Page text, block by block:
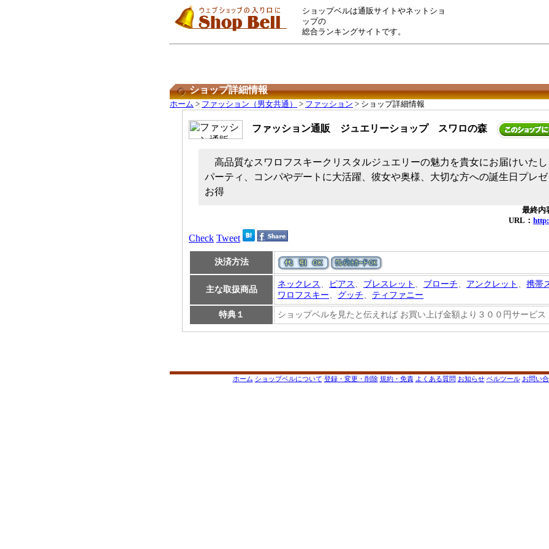
ショップベルは通販サイトやネットショ
ップの
総合ランキングサイトです。
ショップ詳細情報
ホーム > ファッション（男女共通） > ファッション > ショップ詳細情報
ファッション通販 ジュエリーショップ スワロの森
高品質なスワロフスキークリスタルジュエリーの魅力を貴女にお届けいた
パーティ、コンパやデートに大活躍、彼女や奥様、大切な方への誕生日プレ
お得
最終内
URL：
Check Tweet
決済方法
主な取扱商品
ネックレス 、 ピアス 、 ブレスレット 、 ブローチ、 アンクレット 、 携帯
ワロフスキー、 グッチ、 ティファニー
特典１ ショップベルを見たと伝えれば お買い上げ金額より３００円サービス
ホーム ショップベルについて 登録・変更・削除 規約・免責 よくある質問 お知らせ ベルツール お問い